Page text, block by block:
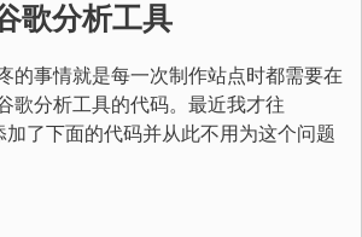
歌分析工具
的事情就是每一次制作站点时都需要在
歌分析工具的代码。最近我才往
加了下面的代码并从此不用为这个问题